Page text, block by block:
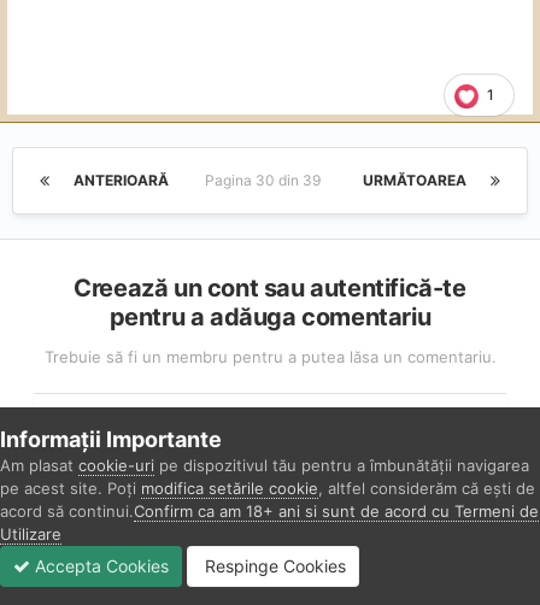
1
ANTERIOARĂ URMĂTOAREA
Pagina 30 din 39
Creează un cont sau autentifică-te
pentru a adăuga comentariu
Trebuie să fi un membru pentru a putea lăsa un comentariu.
Creează un cont
Înregistrează-te pentru un nou cont în comunitatea
nostră. Este simplu!
Autentificare
Informații Importante
Am plasat cookie-uri pe dispozitivul tău pentru a îmbunătății navigarea
pe acest site. Poți modifica setările cookie , altfel considerăm că ești de
acord să continui.Confirm ca am 18+ ani si sunt de acord cu Termeni de
Utilizare
Accepta Cookies Respinge Cookies
Înregistrare